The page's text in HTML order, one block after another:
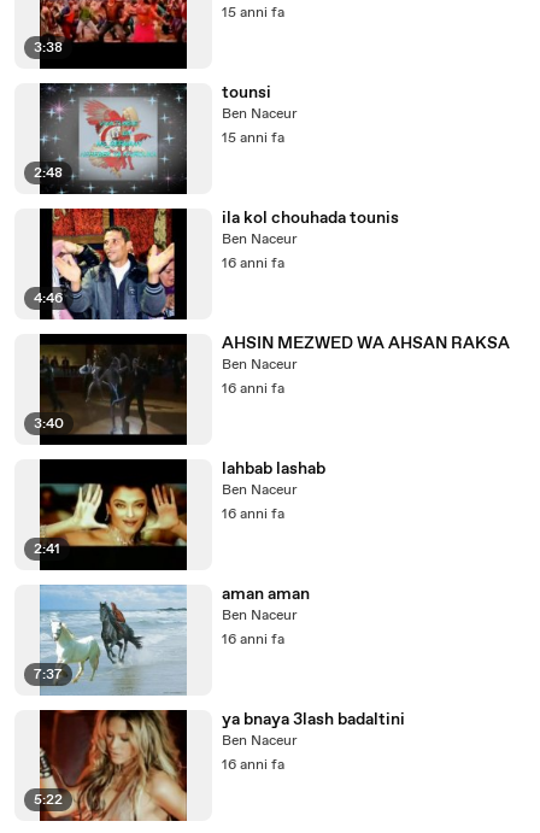
3:38
15 anni fa
2:48
tounsi
Ben Naceur
15 anni fa
4:46
ila kol chouhada tounis
Ben Naceur
16 anni fa
3:40
AHSIN MEZWED WA AHSAN RAKSA
Ben Naceur
16 anni fa
2:41
lahbab lashab
Ben Naceur
16 anni fa
7:37
aman aman
Ben Naceur
16 anni fa
5:22
ya bnaya 3lash badaltini
Ben Naceur
16 anni fa